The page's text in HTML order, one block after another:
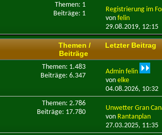
Themen: 1
Beiträge: 1
Registrierung im
vonfelin
29.08.2019, 12:15
Themen /
Beiträge
Letzter Beitrag
Themen: 1.483
Beiträge: 6.347
Admin felin
vonelke
04.08.2026, 10:32
Themen: 2.786
Beiträge: 17.780
Unwetter Gran
von Rantanplan
27.03.2025, 11:35